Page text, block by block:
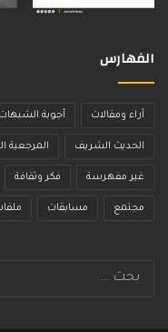
الفهارس
آراء ومقالات أجوبة الشبهات
الحديث الشريف المرجعية
غير مفهرسة فكر وثقافة
مجتمع مسابقات